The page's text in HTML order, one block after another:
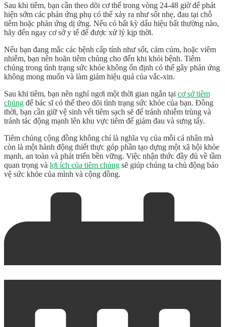
Sau khi tiêm, bạn cần theo dõi cơ thể trong vòng 24-48 giờ để phát
hiện sớm các phản ứng phụ có thể xảy ra như sốt nhẹ, đau tại chỗ
tiêm hoặc phản ứng dị ứng. Nếu có bất kỳ dấu hiệu bất thường nào,
hãy đến ngay cơ sở y tế để được xử lý kịp thời.
Nếu bạn đang mắc các bệnh cấp tính như sốt, cảm cúm, hoặc viêm
nhiễm, bạn nên hoãn tiêm chủng cho đến khi khỏi bệnh. Tiêm
chủng trong tình trạng sức khỏe không ổn định có thể gây phản ứng
không mong muốn và làm giảm hiệu quả của vắc-xin.
Sau khi tiêm, bạn nên nghỉ ngơi một thời gian ngắn tại cơ sở tiêm
chủng để bác sĩ có thể theo dõi tình trạng sức khỏe của bạn. Đồng
thời, bạn cần giữ vệ sinh vết tiêm sạch sẽ để tránh nhiễm trùng và
tránh tác động mạnh lên khu vực tiêm để giảm đau và sưng tấy.
Tiêm chủng cộng đồng không chỉ là nghĩa vụ của mỗi cá nhân mà
còn là một hành động thiết thực góp phần tạo dựng một xã hội khỏe
mạnh, an toàn và phát triển bền vững. Việc nhận thức đầy đủ về tầm
quan trọng và lợi ích của tiêm chủng sẽ giúp chúng ta chủ động bảo
vệ sức khỏe của mình và cộng đồng.